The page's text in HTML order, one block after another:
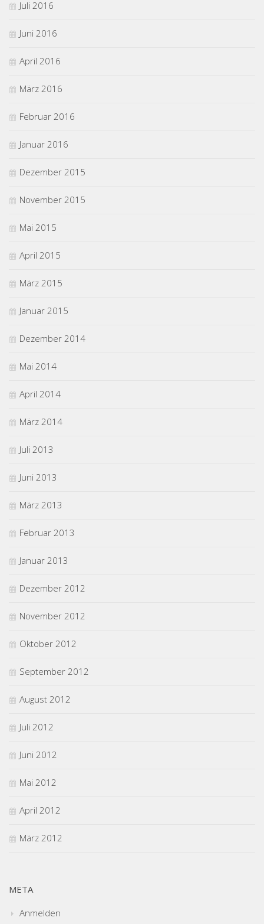
Juli 2016
Juni 2016
April 2016
März 2016
Februar 2016
Januar 2016
Dezember 2015
November 2015
Mai 2015
April 2015
März 2015
Januar 2015
Dezember 2014
Mai 2014
April 2014
März 2014
Juli 2013
Juni 2013
März 2013
Februar 2013
Januar 2013
Dezember 2012
November 2012
Oktober 2012
September 2012
August 2012
Juli 2012
Juni 2012
Mai 2012
April 2012
März 2012
META
Anmelden